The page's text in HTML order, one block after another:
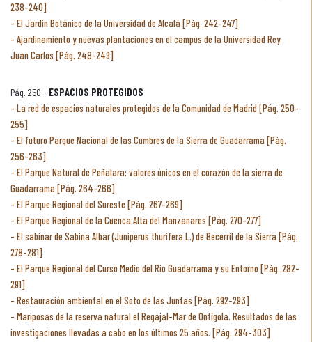
238-240]
El Jardín Botánico de la Universidad de Alcalá [Pág. 242-247]
Ajardinamiento y nuevas plantaciones en el campus de la Universidad Rey
Juan Carlos [Pág. 248-249]
Pág. 250 - ESPACIOS PROTEGIDOS
La red de espacios naturales protegidos de la Comunidad de Madrid [Pág. 250-
255]
El futuro Parque Nacional de las Cumbres de la Sierra de Guadarrama [Pág.
256-263]
El Parque Natural de Peñalara: valores únicos en el corazón de la sierra de
Guadarrama [Pág. 264-266]
El Parque Regional del Sureste [Pág. 267-269]
El Parque Regional de la Cuenca Alta del Manzanares [Pág. 270-277]
El sabinar de Sabina Albar (Juniperus thurifera L.) de Becerril de la Sierra [Pág.
278-281]
El Parque Regional del Curso Medio del Río Guadarrama y su Entorno [Pág. 282-
291]
Restauración ambiental en el Soto de las Juntas [Pág. 292-293]
Mariposas de la reserva natural el Regajal-Mar de Ontígola. Resultados de las
investigaciones llevadas a cabo en los últimos 25 años. [Pág. 294-303]